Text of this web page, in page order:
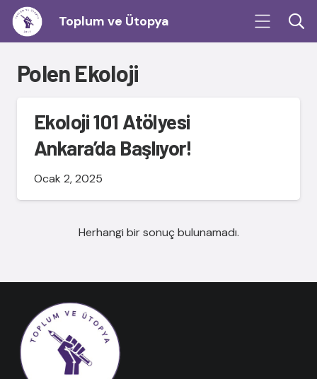
Toplum ve Ütopya
Polen Ekoloji
Ekoloji 101 Atölyesi
Ankara’da Başlıyor!
Ocak 2, 2025
Herhangi bir sonuç bulunamadı.